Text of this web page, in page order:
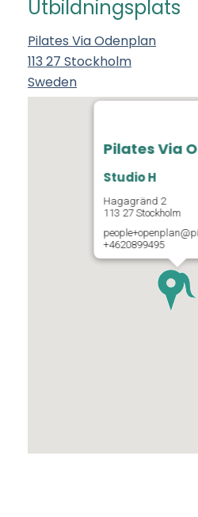
Utbildningsplats
Pilates Via Odenplan
113 27 Stockholm
Sweden
Pilates Via
Studio H
Hagagränd 2
113 27 Stockholm
+4620899495